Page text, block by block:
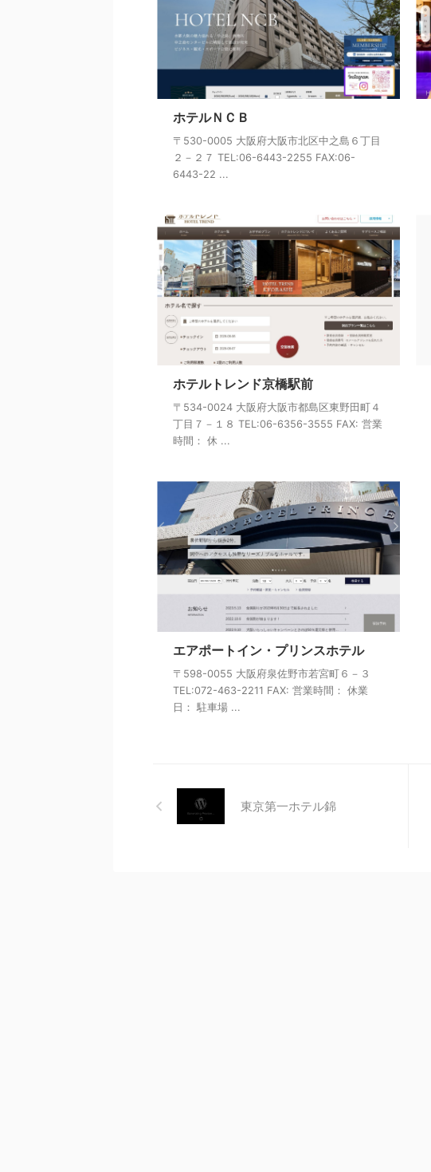
ホテルＮＣＢ
〒530-0005 大阪府大阪市北区中之島６丁目
２－２７ TEL:06-6443-2255 FAX:06-
6443-22 ...
ホテルトレンド京橋駅前
〒534-0024 大阪府大阪市都島区東野田町４
丁目７－１８ TEL:06-6356-3555 FAX: 営業
時間： 休 ...
エアポートイン・プリンスホテル
〒598-0055 大阪府泉佐野市若宮町６－３
TEL:072-463-2211 FAX: 営業時間： 休業
日： 駐車場 ...
東京第一ホテル錦